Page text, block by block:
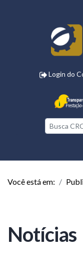
Login do
Você está em:
Notícias